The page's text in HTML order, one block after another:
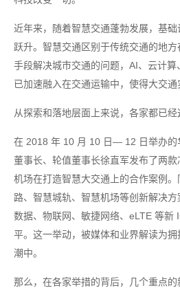
近年来，随着智慧交通蓬勃发展，基
跃升。智慧交通区别于传统交通的地
手段解决城市交通的问题，AI、云计
已加速融入在交通运输中，使得大交通
从探索和落地层面上来说，各家都已经
在 2018 年 10 月 10 日— 12 日举办的
董事长、轮值董事长徐直军发布了两
机场在打造智慧大交通上的合作案例
路、智慧城轨、智慧机场等创新解决
数据、物联网、敏捷网络、eLTE 等新
平。这一举动，被媒体和业界解读为
潮中。
那么，在各家举措的背后，几个重点